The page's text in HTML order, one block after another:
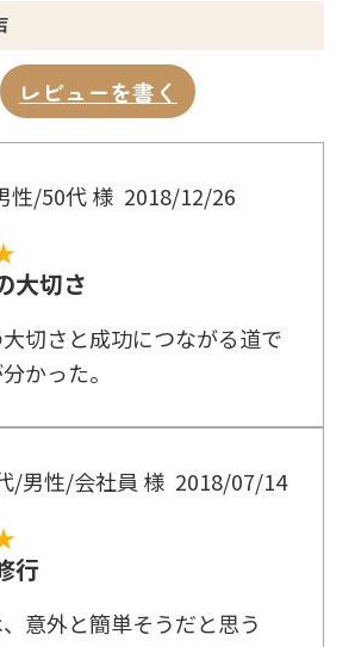
レビューを書く
性/50代 様 2018/12/26
大切さ
切さと成功につながる道で
かった。
/男性/会社員 様 2018/07/14
行
意外と簡単そうだと思う